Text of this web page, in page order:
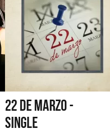
22 DE MARZO -
SINGLE